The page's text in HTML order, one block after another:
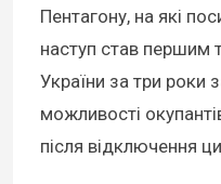
Пентагону, на які
наступ став першим
України за три роки
можливості
після відключення